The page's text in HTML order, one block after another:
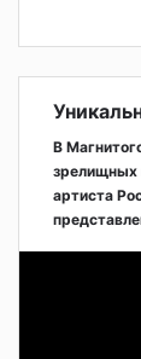
В
зрелищных
артиста